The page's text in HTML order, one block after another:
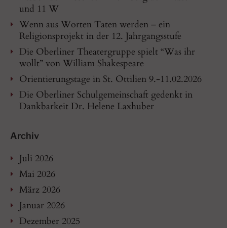
und 11 W
Wenn aus Worten Taten werden – ein
Religionsprojekt in der 12. Jahrgangsstufe
Die Oberliner Theatergruppe spielt “Was ihr
wollt” von William Shakespeare
Orientierungstage in St. Ottilien 9.-11.02.2026
Die Oberliner Schulgemeinschaft gedenkt in
Dankbarkeit Dr. Helene Laxhuber
Archiv
Juli 2026
Mai 2026
März 2026
Januar 2026
Dezember 2025